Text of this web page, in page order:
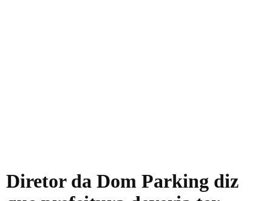
Diretor da Dom Parking diz